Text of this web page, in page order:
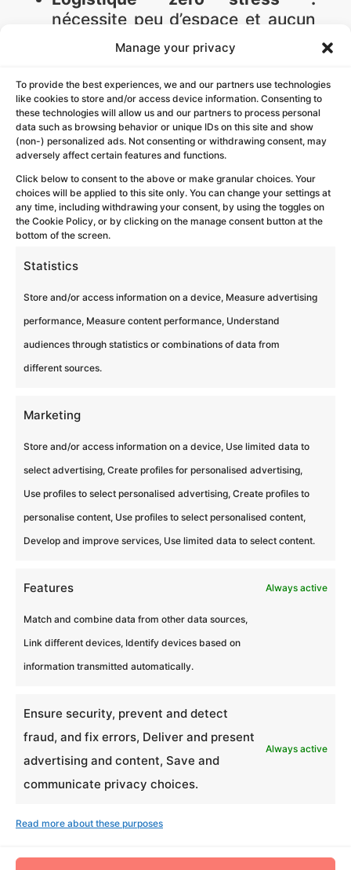
Manage your privacy
To provide the best experiences, we and our partners use technologies
like cookies to store and/or access device information. Consenting to
these technologies will allow us and our partners to process personal
data such as browsing behavior or unique IDs on this site and show
(non-) personalized ads. Not consenting or withdrawing consent, may
adversely affect certain features and functions.
Click below to consent to the above or make granular choices. Your
choices will be applied to this site only. You can change your settings at
any time, including withdrawing your consent, by using the toggles on
the Cookie Policy, or by clicking on the manage consent button at the
bottom of the screen.
Statistics
Store and/or access information on a device, Measure advertising
performance, Measure content performance, Understand
audiences through statistics or combinations of data from
different sources.
Marketing
Store and/or access information on a device, Use limited data to
select advertising, Create profiles for personalised advertising,
Use profiles to select personalised advertising, Create profiles to
personalise content, Use profiles to select personalised content,
Develop and improve services, Use limited data to select content.
Features Always active
Match and combine data from other data sources,
Link different devices, Identify devices based on
information transmitted automatically.
Ensure security, prevent and detect
fraud, and fix errors, Deliver and present
advertising and content, Save and
communicate privacy choices.
Always active
Read more about these purposes
nécessite peu d’espace et aucun
équipement technologique, ce
qui en fait l’outil idéal pour un
séminaire ou une introduction de
journée.
30-90
minutes d’activité
participants maximum
51
expériences réussies